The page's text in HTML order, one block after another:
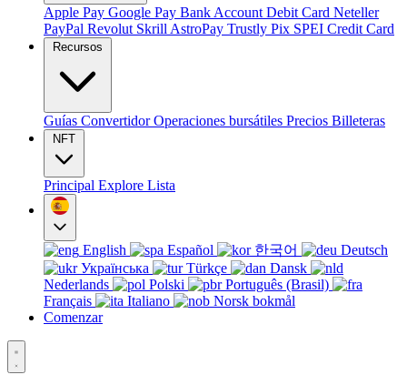
Apple Pay Google Pay Bank Account Debit Card Neteller
PayPal Revolut Skrill AstroPay Trustly Pix SPEI Credit Card
Recursos
Guías ConvertidorOperaciones bursátiles Precios Billeteras
NFT
Principal Explore Lista
English Español 한국어
Deutsch
Українська
Türkçe
Dansk
Nederlands
Polski
Português (Brasil)
Français
Italiano
Norsk bokmål
Comenzar